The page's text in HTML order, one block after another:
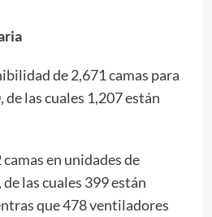
de 2,671 camas para
las cuales 1,207 están
en unidades de
las cuales 399 están
que 478 ventiladores